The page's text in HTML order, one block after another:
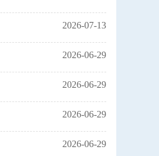
2026-07-13
2026-06-29
2026-06-29
2026-06-29
2026-06-29